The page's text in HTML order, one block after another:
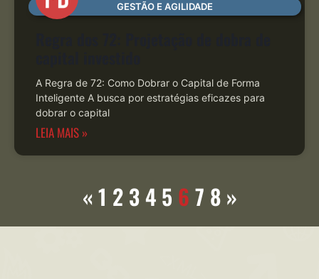
GESTÃO E AGILIDADE
A Regra de 72: Como Dobrar o Capital de Forma
Inteligente A busca por estratégias eficazes para
dobrar o capital
LEIA MAIS »
« 1 2 34 5 6 7 8 »